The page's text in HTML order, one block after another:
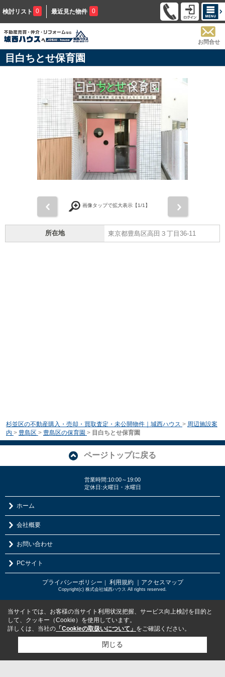
検討リスト 0 最近見た物件 0
お問合せ
目白ちとせ保育園
画像タップで拡大表示【1/1】
所在地 東京都豊島区高田３丁目36-11
杉並区の不動産購入・売却・買取査定・未公開物件｜城西ハウス > 周辺施設案
内 > 豊島区 > 豊島区の保育園 > 目白ちとせ保育園
ページトップに戻る
営業時間:10:00～19:00
定休日:火曜日・水曜日
ホーム
会社概要
お問い合わせ
PCサイト
プライバシーポリシー ｜ 利用規約 ｜アクセスマップ
Copyright(c) 株式会社城西ハウス All rights reserved.
当サイトでは、お客様の当サイト利用状況把握、サービス向上検討を目的と
して、クッキー（Cookie）を使用しています。
詳しくは、当社の 「Cookieの取扱いについて」 をご確認ください。
閉じる